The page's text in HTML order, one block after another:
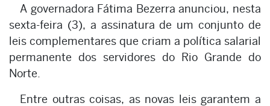
A governadora Fátima Bezerra anunciou, nesta
sexta-feira (3), a assinatura de um conjunto de
leis complementares que criam a política salarial
permanente dos servidores do Rio Grande do
Norte.
Entre outras coisas, as novas leis garantem a